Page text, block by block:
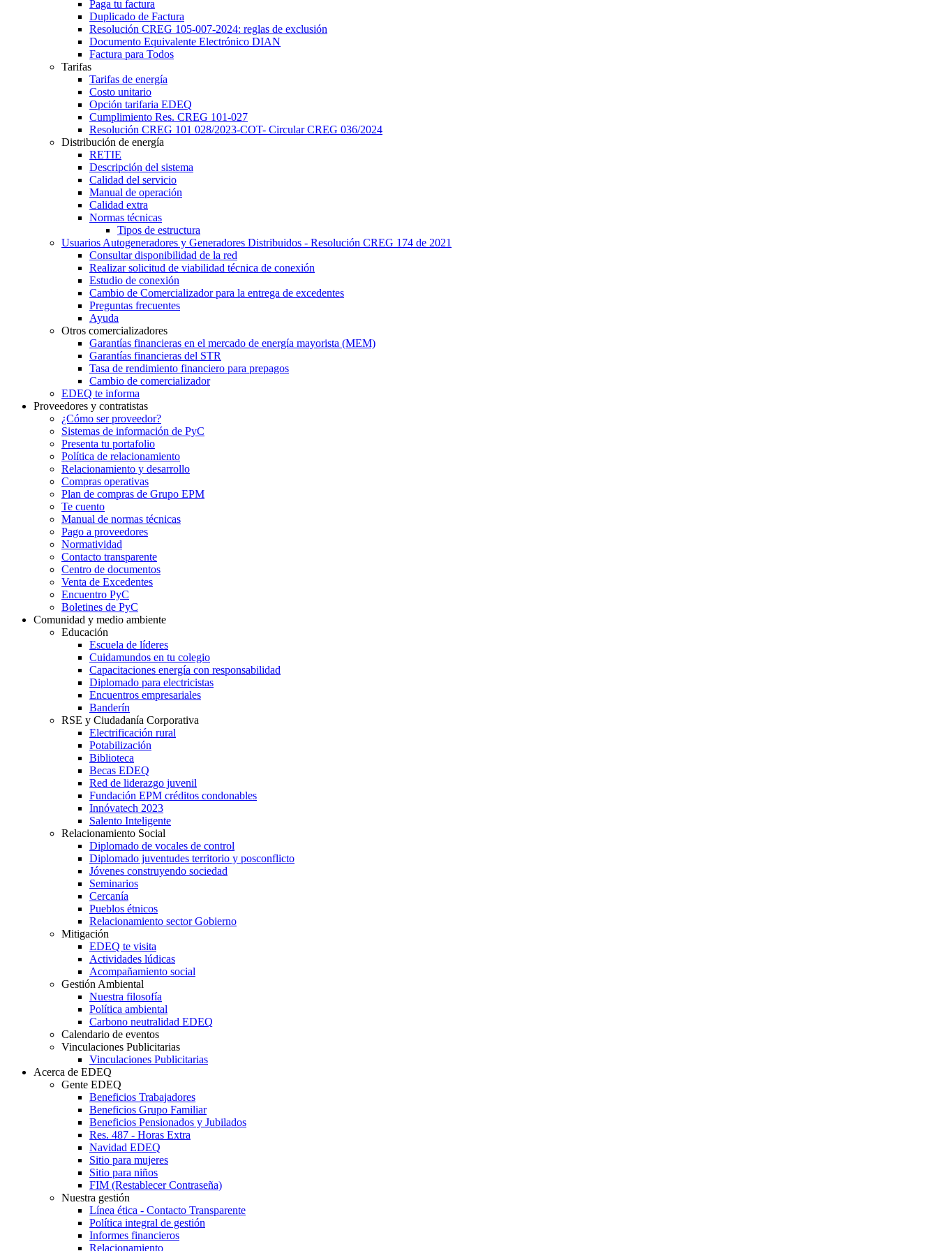
Paga tu factura
Duplicado de Factura
Resolución CREG 105-007-2024: reglas de exclusión
Documento Equivalente Electrónico DIAN
Factura para Todos
Tarifas
Tarifas de energía
Costo unitario
Opción tarifaria EDEQ
Cumplimiento Res. CREG 101-027
Resolución CREG 101 028/2023-COT- Circular CREG 036/2024
Distribución de energía
RETIE
Descripción del sistema
Calidad del servicio
Manual de operación
Calidad extra
Normas técnicas
Tipos de estructura
Usuarios Autogeneradores y Generadores Distribuidos - Resolución CREG 174 de 2021
Consultar disponibilidad de la red
Realizar solicitud de viabilidad técnica de conexión
Estudio de conexión
Cambio de Comercializador para la entrega de excedentes
Preguntas frecuentes
Ayuda
Otros comercializadores
Garantías financieras en el mercado de energía mayorista (MEM)
Garantías financieras del STR
Tasa de rendimiento financiero para prepagos
Cambio de comercializador
EDEQ te informa
Proveedores y contratistas
¿Cómo ser proveedor?
Sistemas de información de PyC
Presenta tu portafolio
Política de relacionamiento
Relacionamiento y desarrollo
Compras operativas
Plan de compras de Grupo EPM
Te cuento
Manual de normas técnicas
Pago a proveedores
Normatividad
Contacto transparente
Centro de documentos
Venta de Excedentes
Encuentro PyC
Boletines de PyC
Comunidad y medio ambiente
Educación
Escuela de líderes
Cuidamundos en tu colegio
Capacitaciones energía con responsabilidad
Diplomado para electricistas
Encuentros empresariales
Banderín
RSE y Ciudadanía Corporativa
Electrificación rural
Potabilización
Biblioteca
Becas EDEQ
Red de liderazgo juvenil
Fundación EPM créditos condonables
Innóvatech 2023
Salento Inteligente
Relacionamiento Social
Diplomado de vocales de control
Diplomado juventudes territorio y posconflicto
Jóvenes construyendo sociedad
Seminarios
Cercanía
Pueblos étnicos
Relacionamiento sector Gobierno
Mitigación
EDEQ te visita
Actividades lúdicas
Acompañamiento social
Gestión Ambiental
Nuestra filosofía
Política ambiental
Carbono neutralidad EDEQ
Calendario de eventos
Vinculaciones Publicitarias
Vinculaciones Publicitarias
Acerca de EDEQ
Gente EDEQ
Beneficios Trabajadores
Beneficios Grupo Familiar
Beneficios Pensionados y Jubilados
Res. 487 - Horas Extra
Navidad EDEQ
Sitio para mujeres
Sitio para niños
FIM (Restablecer Contraseña)
Nuestra gestión
Línea ética - Contacto Transparente
Política integral de gestión
Informes financieros
Relacionamiento